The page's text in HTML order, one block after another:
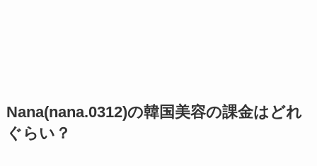
Nana(nana.0312)の韓国美容の課金はどれ
ぐらい？